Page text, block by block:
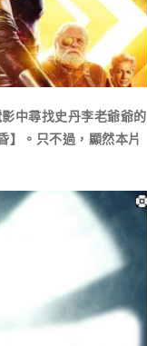
中尋找史丹李老爺爺的
】。只不過，顯然本片